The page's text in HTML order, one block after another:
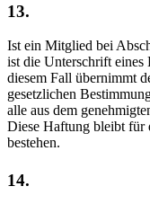
13.
Ist ein Mitglied bei
ist die Unterschrift eines
diesem Fall übernimmt
gesetzlichen
alle aus dem
Diese Haftung bleibt für
bestehen.
14.